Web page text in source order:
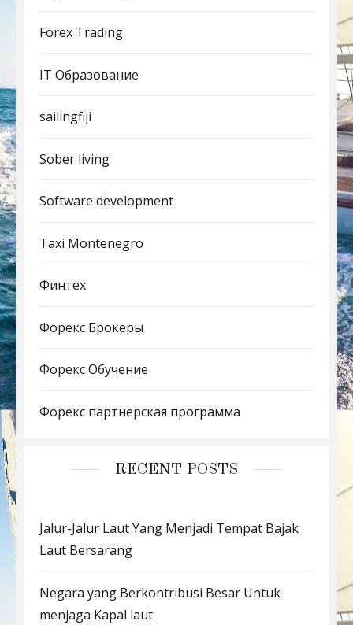
Forex Trading
IT Образование
sailingfiji
Sober living
Software development
Taxi Montenegro
Финтех
Форекс Брокеры
Форекс Обучение
Форекс партнерская программа
RECENT POSTS
Jalur-Jalur Laut Yang Menjadi Tempat Bajak
Laut Bersarang
Negara yang Berkontribusi Besar Untuk
menjaga Kapal laut